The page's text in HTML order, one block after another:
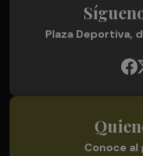
Plaza Deportiva,
Conoce